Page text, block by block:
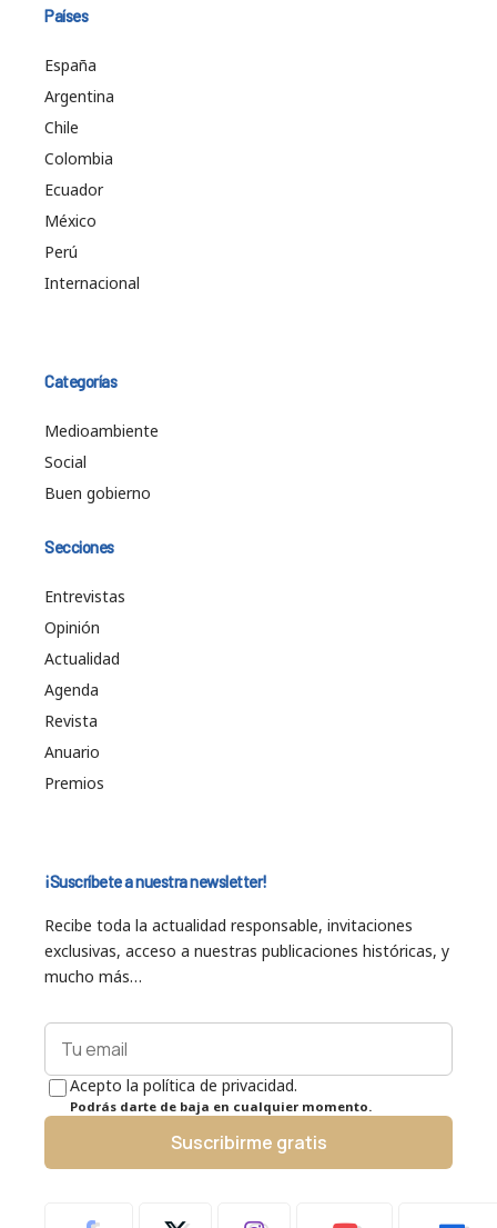
Países
España
Argentina
Chile
Colombia
Ecuador
México
Perú
Internacional
Categorías
Medioambiente
Social
Buen gobierno
Secciones
Entrevistas
Opinión
Actualidad
Agenda
Revista
Anuario
Premios
¡Suscríbete a nuestra newsletter!
Recibe toda la actualidad responsable, invitaciones
exclusivas, acceso a nuestras publicaciones históricas, y
mucho más…
Acepto la política de privacidad.
Podrás darte de baja en cualquier momento.
Suscribirme gratis